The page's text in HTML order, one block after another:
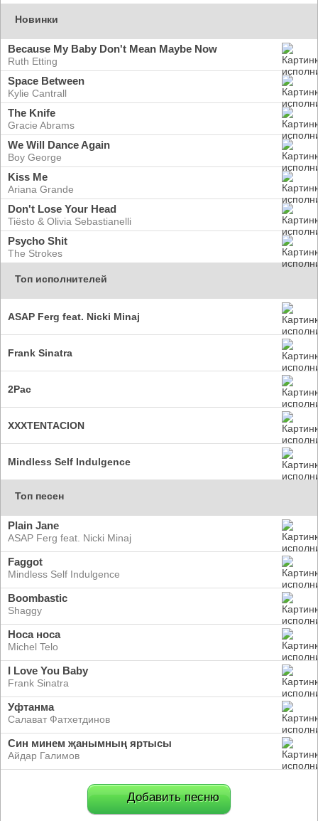
Новинки
Because My Baby Don't Mean Maybe Now
Ruth Etting
Space Between
Kylie Cantrall
The Knife
Gracie Abrams
We Will Dance Again
Boy George
Kiss Me
Ariana Grande
Don't Lose Your Head
Tiësto & Olivia Sebastianelli
Psycho Shit
The Strokes
Топ исполнителей
ASAP Ferg feat. Nicki Minaj
Frank Sinatra
2Pac
XXXTENTACION
Mindless Self Indulgence
Топ песен
Plain Jane
ASAP Ferg feat. Nicki Minaj
Faggot
Mindless Self Indulgence
Boombastic
Shaggy
Носа носа
Michel Telo
I Love You Baby
Frank Sinatra
Уфтанма
Салават Фатхетдинов
Син минем җанымның яртысы
Айдар Галимов
Добавить песню